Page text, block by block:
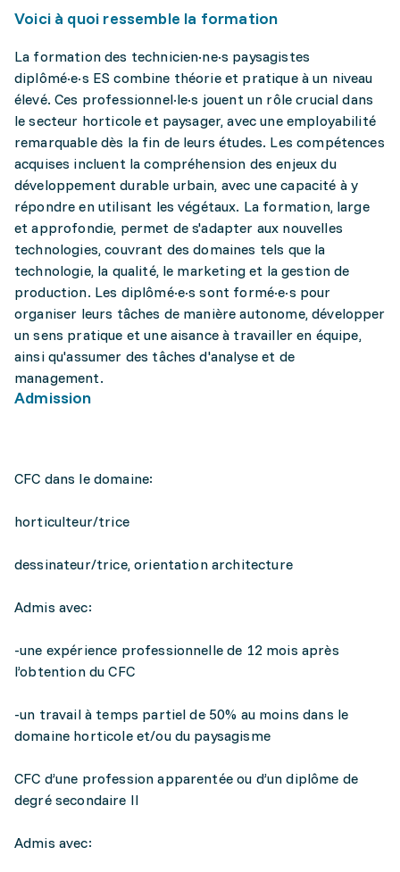
Voici à quoi ressemble la formation
La formation des technicien·ne·s paysagistes
diplômé·e·s ES combine théorie et pratique à un niveau
élevé. Ces professionnel·le·s jouent un rôle crucial dans
le secteur horticole et paysager, avec une employabilité
remarquable dès la fin de leurs études. Les compétences
acquises incluent la compréhension des enjeux du
développement durable urbain, avec une capacité à y
répondre en utilisant les végétaux. La formation, large
et approfondie, permet de s'adapter aux nouvelles
technologies, couvrant des domaines tels que la
technologie, la qualité, le marketing et la gestion de
production. Les diplômé·e·s sont formé·e·s pour
organiser leurs tâches de manière autonome, développer
un sens pratique et une aisance à travailler en équipe,
ainsi qu'assumer des tâches d'analyse et de
management.
Admission
CFC dans le domaine:
horticulteur/trice
dessinateur/trice, orientation architecture
Admis avec:
-une expérience professionnelle de 12 mois après
l’obtention du CFC
-un travail à temps partiel de 50% au moins dans le
domaine horticole et/ou du paysagisme
CFC d’une profession apparentée ou d’un diplôme de
degré secondaire II
Admis avec: